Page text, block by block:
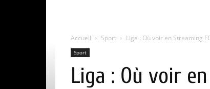
Accueil Sport Liga : Où voir en Streaming
Sport
Liga : Où voir